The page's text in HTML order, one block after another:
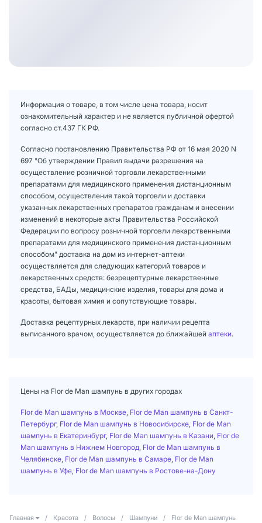
Информация о товаре, в том числе цена товара, носит
ознакомительный характер и не является публичной офертой
согласно ст.437 ГК РФ.
Согласно постановлению Правительства РФ от 16 мая 2020 N
697 "Об утверждении Правил выдачи разрешения на
осуществление розничной торговли лекарственными
препаратами для медицинского применения дистанционным
способом, осуществления такой торговли и доставки
указанных лекарственных препаратов гражданам и внесении
изменений в некоторые акты Правительства Российской
Федерации по вопросу розничной торговли лекарственными
препаратами для медицинского применения дистанционным
способом" доставка на дом из интернет-аптеки
осуществляется для следующих категорий товаров и
лекарственных средств: безрецептурные лекарственные
средства, БАДы, медицинские изделия, товары для дома и
красоты, бытовая химия и сопутствующие товары.
Доставка рецептурных лекарств, при наличии рецепта
выписанного врачом, осуществляется до ближайшей аптеки.
Цены на Flor de Man шампунь в других городах
Flor de Man шампунь в Москве Flor de Man шампунь в Санкт-
Петербург, Flor de Man шампунь в Новосибирске Flor de Man
шампунь в Екатеринбург, Flor de Man шампунь в Казани Flor de
Man шампунь в Нижнем Новгород Flor de Man шампунь в
Челябинске Flor de Man шампунь в Самаре Flor de Man
шампунь в Уфе Flor de Man шампунь в Ростове-на-Дону
Главная / Красота / Волосы / Шампуни / Flor de Man шампунь